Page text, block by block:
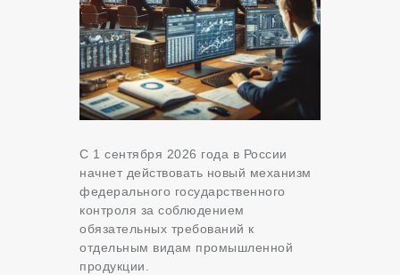
С 1 сентября 2026 года в России
начнет действовать новый механизм
федерального государственного
контроля за соблюдением
обязательных требований к
отдельным видам промышленной
продукции.